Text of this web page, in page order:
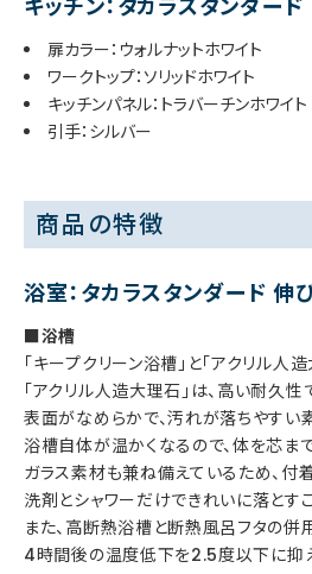
キッチン：タカラスタンダー
扉カラー：ウォルナットホワイト
ワークトップ：ソリッドホワイト
キッチンパネル：トラバーチンホワイト
引手：シルバー
商品の特徴
浴室：タカラスタンダード 伸
■浴槽
「キープクリーン浴槽」と「アクリル人
「アクリル人造大理石」は、高い耐久性
表面がなめらかで、汚れが落ちやすい
浴槽自体が温かくなるので、体を芯ま
ガラス素材も兼ね備えているため、付
洗剤とシャワーだけできれいに落とす
また、高断熱浴槽と断熱風呂フタの併
4時間後の温度低下を2.5度以下に抑え